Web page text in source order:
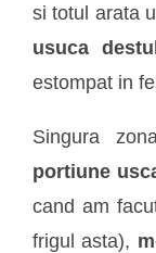
si totul arata
usuca
estompat in
Singura
portiune
cand am
frigul asta),